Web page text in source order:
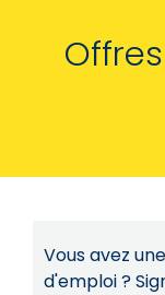
Vous avez
d'emploi ?